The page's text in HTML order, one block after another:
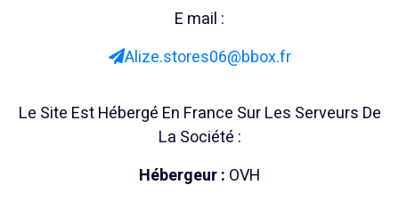
E mail :
Alize.stores06@bbox.fr
Le Site Est Hébergé En France Sur Les Serveurs De
La Société :
Hébergeur : OVH